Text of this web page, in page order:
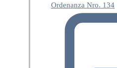
Ordenanza Nro. 134